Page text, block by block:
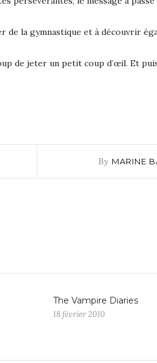
la gymnastique et à découvrir
de jeter un petit coup d’œil. Et
By MARINE
The Vampire Diaries
18 février 2010